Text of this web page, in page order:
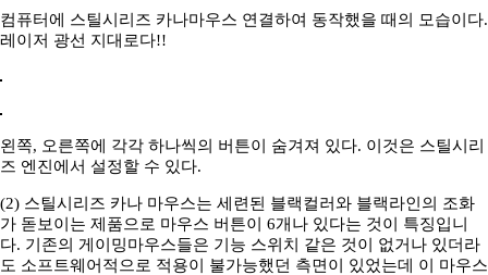
컴퓨터에 스틸시리즈 카나마우스 연결하여 동작했을 때의 모습이다.
레이저 광선 지대로다!!
왼쪽, 오른쪽에 각각 하나씩의 버튼이 숨겨져 있다. 이것은 스틸시리
즈 엔진에서 설정할 수 있다.
(2) 스틸시리즈 카나 마우스는 세련된 블랙컬러와 블랙라인의 조화
가 돋보이는 제품으로 마우스 버튼이 6개나 있다는 것이 특징입니
다. 기존의 게이밍마우스들은 기능 스위치 같은 것이 없거나 있더라
도 소프트웨어적으로 적용이 불가능했던 측면이 있었는데 이 마우스